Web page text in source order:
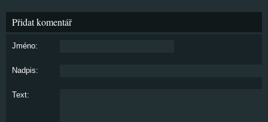
Přidat komentář
Jméno:
Nadpis:
Text: